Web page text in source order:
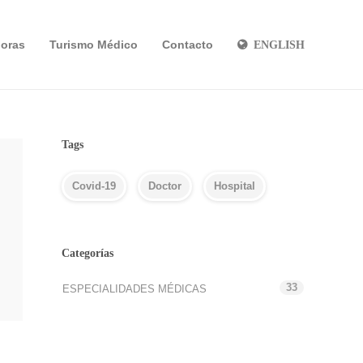
Turismo Médico Contacto ENGLISH
Tags
Covid-19 Doctor Hospital
Categorías
ESPECIALIDADES MÉDICAS 33